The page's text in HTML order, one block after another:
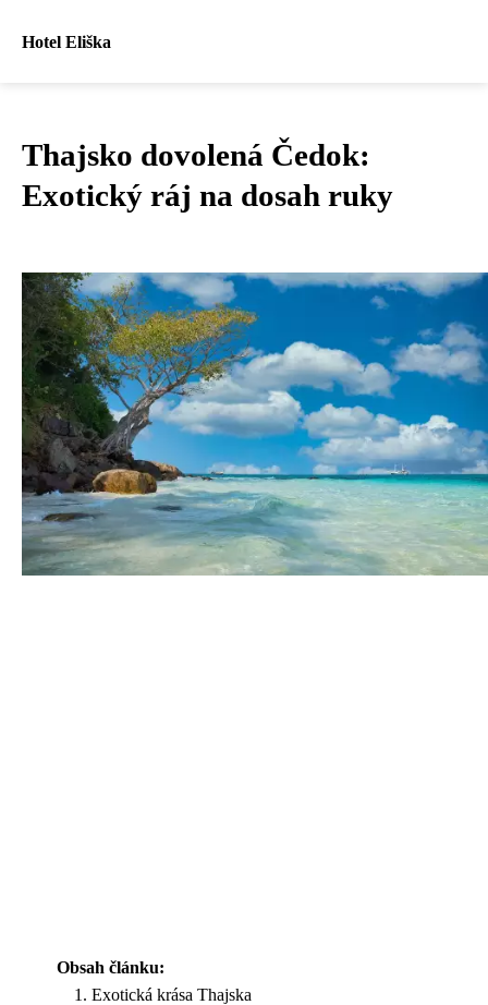
Hotel Eliška
Thajsko dovolená Čedok:
Exotický ráj na dosah ruky
Obsah článku:
Exotická krása Thajska